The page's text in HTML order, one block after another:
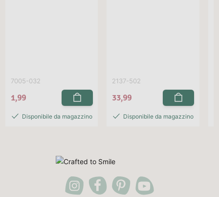
7005-032
1,99
Disponibile da magazzino
2137-502
33,99
Disponibile da magazzino